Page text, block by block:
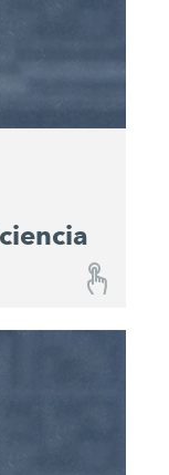
los
modo,
y
se puede
de la obra
Los datos